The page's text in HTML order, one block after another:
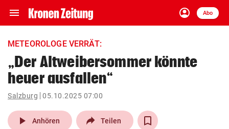
menu Navigation
ein-/ausklappen
account_circle
Anmelden
Abo
close Schließen
account_circle Anmelden
pin_drop
Wien arrow_right
METEOROLOGE VERRÄT:
„Der Altweibersommer könnte
heuer ausfallen“
Salzburg 05.10.2025 07:00
play_arrow Anhören Teilen